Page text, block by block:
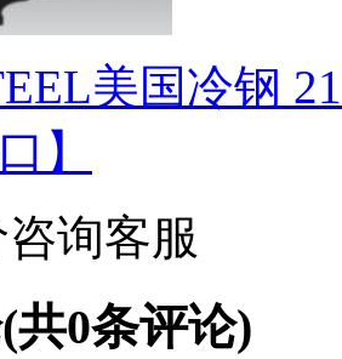
美国冷钢
】
询客服
(共0条评论)